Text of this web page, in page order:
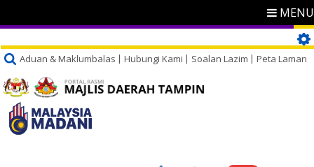
MENU
Aduan & Maklumbalas Hubungi Kami Soalan Lazim Peta Laman